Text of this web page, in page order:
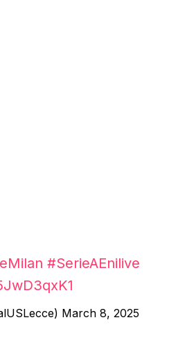
#SerieAEnilive
March 8, 2025